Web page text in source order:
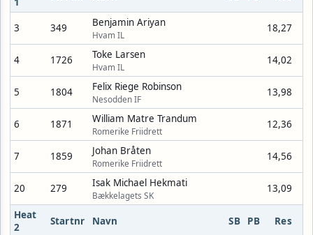
3 349 Benjamin Ariyan
Hvam IL
18,27
4 1726 Toke Larsen
Hvam IL
14,02
5 1804 Felix Riege Robinson
Nesodden IF
13,98
6 1871 William Matre Trandum
Romerike Friidrett
12,36
7 1859 Johan Bråten
Romerike Friidrett
14,56
20 279 Isak Michael Hekmati
Bækkelagets SK
13,09
Heat
2
Startnr Navn SB PB Res